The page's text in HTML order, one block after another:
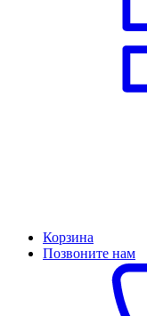
Корзина
Позвоните нам